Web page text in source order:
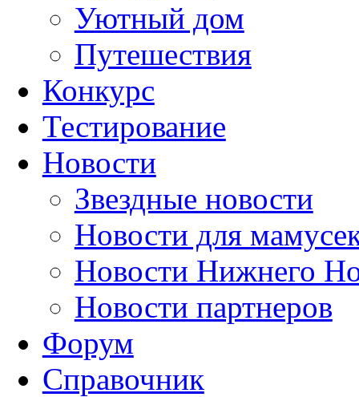
Уютный дом
Путешествия
Конкурс
Тестирование
Новости
Звездные новости
Новости для
Новости Нижнего
Новости партнеров
Форум
Справочник